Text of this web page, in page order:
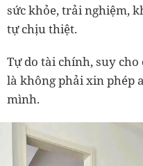
sức khỏe, trải nghiệm,
tự chịu thiệt.
Tự do tài chính, suy
là không phải xin phép
mình.